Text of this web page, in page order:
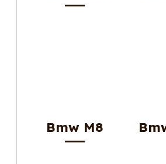
Bmw M8